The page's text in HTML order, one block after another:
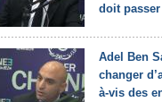
doit passer
Adel Ben
changer
à-vis des